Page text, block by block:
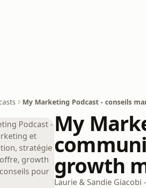
My Marketing Podcast - conseils
My
growth
Laurie & Sandie